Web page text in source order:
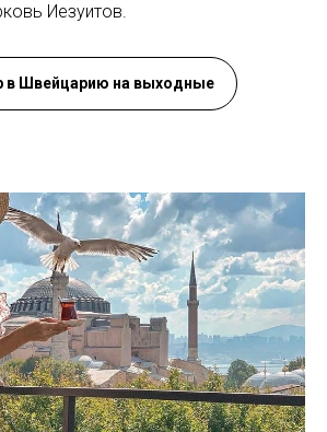
Иезуитов.
в Швейцарию на выходные